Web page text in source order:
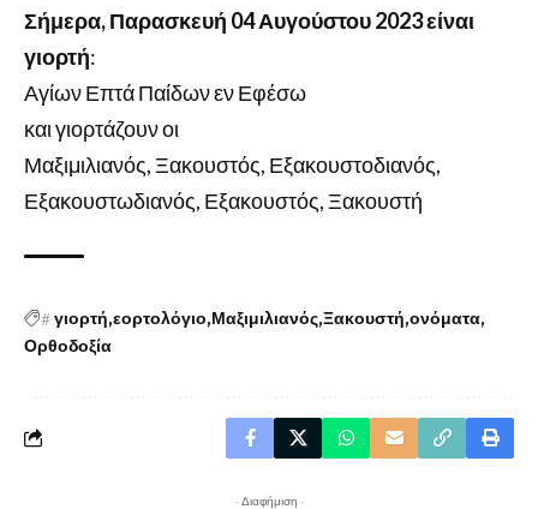
Σήμερα, Παρασκευή 04 Αυγούστου 2023 είναι
γιορτή:
Αγίων Επτά Παίδων εν Εφέσω
και γιορτάζουν οι
Μαξιμιλιανός, Ξακουστός, Εξακουστοδιανός,
Εξακουστωδιανός, Εξακουστός, Ξακουστή
#γιορτή εορτολόγιο Μαξιμιλιανός Ξακουστή ονόματα
Ορθοδοξία
- Διαφήμιση -